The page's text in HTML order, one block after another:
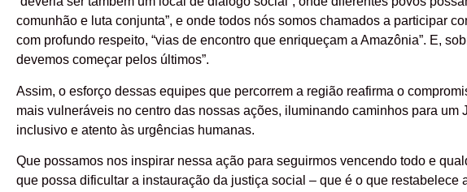
comunhão e luta conjunta”, e onde todos nós somos chamados a participar
com profundo respeito, “vias de encontro que enriqueçam a Amazônia”. E,
devemos começar pelos últimos”.
Assim, o esforço dessas equipes que percorrem a região reafirma o
mais vulneráveis no centro das nossas ações, iluminando caminhos para um
inclusivo e atento às urgências humanas.
Que possamos nos inspirar nessa ação para seguirmos vencendo todo e
que possa dificultar a instauração da justiça social – que é o que restabelece